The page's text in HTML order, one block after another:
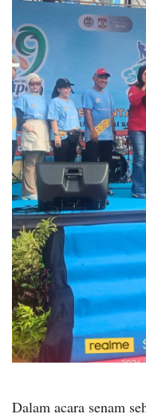
Dalam acara senam